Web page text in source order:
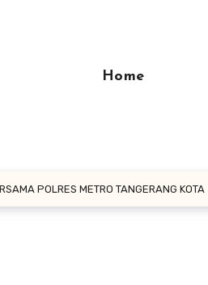
Home
POLRES METRO TANGERANG KOTA